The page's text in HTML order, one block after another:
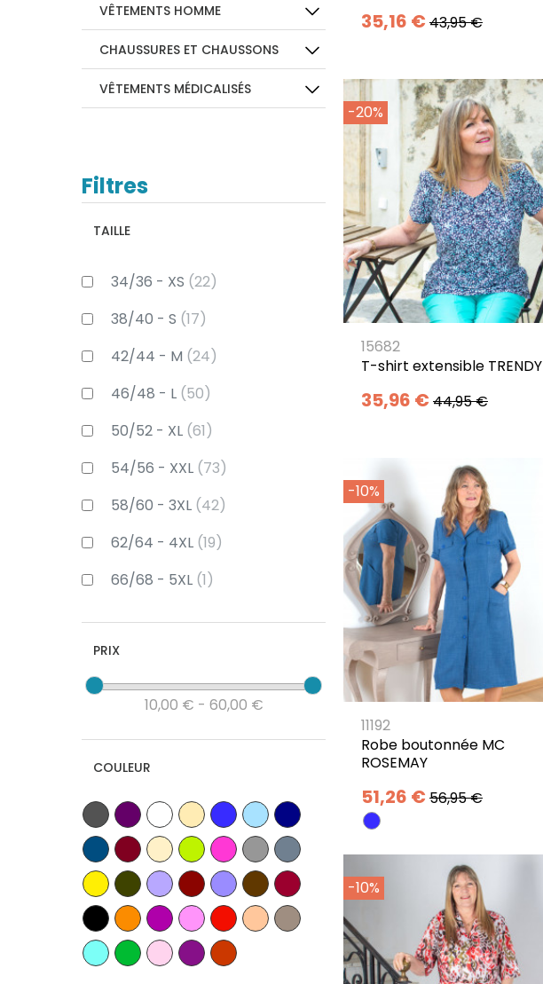
VÊTEMENTS HOMME
CHAUSSURES ET CHAUSSONS
VÊTEMENTS MÉDICALISÉS
Filtres
TAILLE
34/36 - XS (22)
38/40 - S (17)
42/44 - M (24)
46/48 - L (50)
50/52 - XL (61)
54/56 - XXL (73)
58/60 - 3XL (42)
62/64 - 4XL (19)
66/68 - 5XL (1)
PRIX
10,00 € - 60,00 €
COULEUR
35,16 € 43,95 €
-20%
15682
T-shirt extensible TRENDY
35,96 € 44,95 €
-10%
11192
Robe boutonnée MC
ROSEMAY
51,26 € 56,95 €
-10%